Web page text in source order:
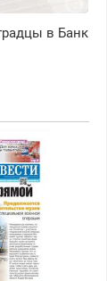
в Банк